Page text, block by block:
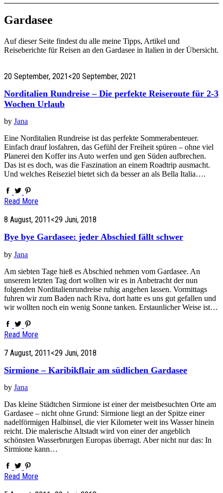
Gardasee
Auf dieser Seite findest du alle meine Tipps, Artikel und
Reiseberichte für Reisen an den Gardasee in Italien in der Übersicht.
20 September, 2021<20 September, 2021
Norditalien Rundreise – Die perfekte Reiseroute für 2-3
Wochen Urlaub
by Jana
Eine Norditalien Rundreise ist das perfekte Sommerabenteuer.
Einfach drauf losfahren, das Gefühl der Freiheit spüren – ohne viel
Planerei den Koffer ins Auto werfen und gen Süden aufbrechen.
Das ist es doch, was die Faszination an einem Roadtrip ausmacht.
Und welches Reiseziel bietet sich da besser an als Bella Italia….
Read More
8 August, 2011 <29 Juni, 2018
Bye bye Gardasee: jeder Abschied fällt schwer
by Jana
Am siebten Tage hieß es Abschied nehmen vom Gardasee. An
unserem letzten Tag dort wollten wir es in Anbetracht der nun
folgenden Norditalienrundreise ruhig angehen lassen. Vormittags
fuhren wir zum Baden nach Riva, dort hatte es uns gut gefallen und
wir wollten noch ein wenig Sonne tanken. Erstaunlicher Weise ist…
Read More
7 August, 2011<29 Juni, 2018
Sirmione – Karibikflair am südlichen Gardasee
by Jana
Das kleine Städtchen Sirmione ist einer der meistbesuchten Orte am
Gardasee – nicht ohne Grund: Sirmione liegt an der Spitze einer
nadelförmigen Halbinsel, die vier Kilometer weit ins Wasser hinein
reicht. Die malerische Altstadt wird von einer der angeblich
schönsten Wasserbrurgen Europas überragt. Aber nicht nur das: In
Sirmione kann…
Read More